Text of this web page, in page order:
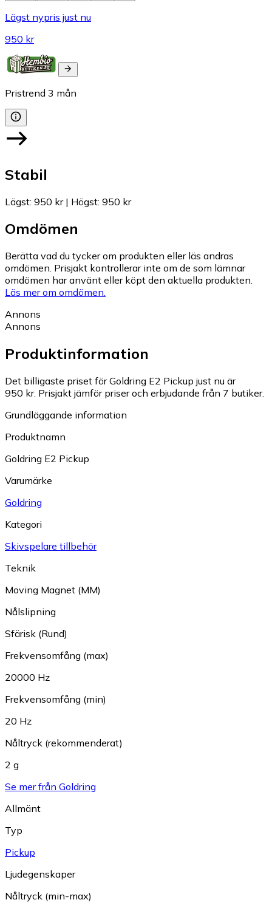
Lägst nypris just nu
950 kr
Pristrend 3 mån
Stabil
Lägst: 950 kr| Högst: 950 kr
Omdömen
Berätta vad du tycker om produkten eller läs andras
omdömen. Prisjakt kontrollerar inte om de som lämnar
omdömen har använt eller köpt den aktuella produkten.
Läs mer om omdömen.
Annons
Annons
Produktinformation
Det billigaste priset för Goldring E2 Pickup just nu är
950 kr. Prisjakt jämför priser och erbjudande från 7 butiker.
Grundläggande information
Produktnamn
Goldring E2 Pickup
Varumärke
Goldring
Kategori
Skivspelare tillbehör
Teknik
Moving Magnet (MM)
Nålslipning
Sfärisk (Rund)
Frekvensomfång (max)
20000 Hz
Frekvensomfång (min)
20 Hz
Nåltryck (rekommenderat)
2 g
Se mer från Goldring
Allmänt
Typ
Pickup
Ljudegenskaper
Nåltryck (min-max)